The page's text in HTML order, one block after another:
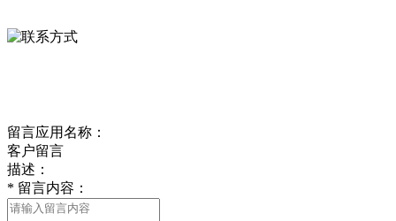
留言应用名称：
客户留言
描述：
* 留言内容：